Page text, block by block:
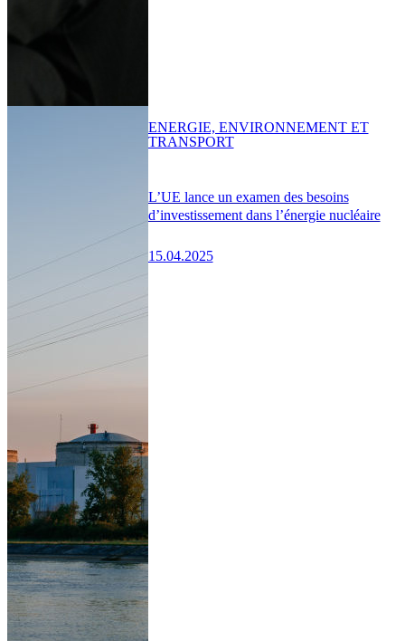
L’UE lance un examen des besoins
d’investissement dans l’énergie nucléaire
15.04.2025
ENERGIE, ENVIRONNEMENT ET
TRANSPORT